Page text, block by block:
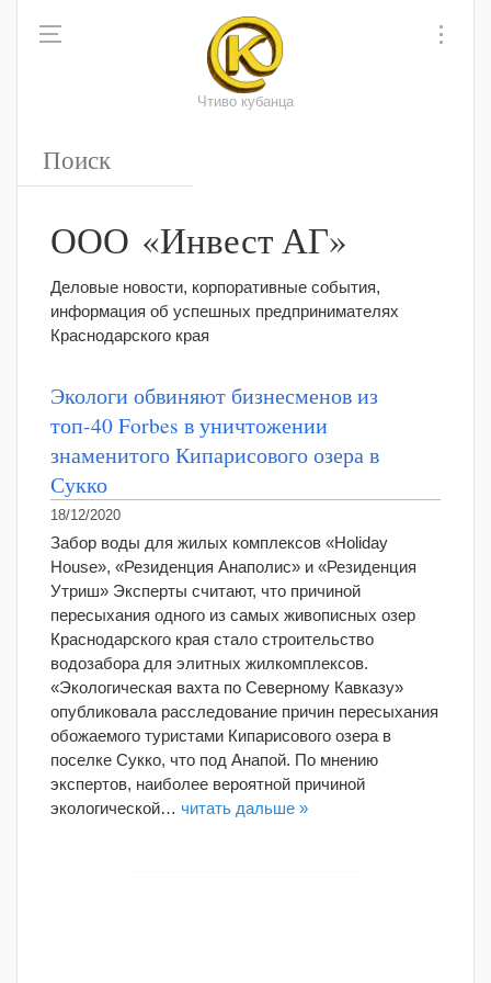
Чтиво кубанца
ООО «Инвест АГ»
Деловые новости, корпоративные события,
информация об успешных предпринимателях
Краснодарского края
Экологи обвиняют бизнесменов из
топ-40 Forbes в уничтожении
знаменитого Кипарисового озера в
Сукко
18/12/2020
Забор воды для жилых комплексов «Holiday
House», «Резиденция Анаполис» и «Резиденция
Утриш» Эксперты считают, что причиной
пересыхания одного из самых живописных озер
Краснодарского края стало строительство
водозабора для элитных жилкомплексов.
«Экологическая вахта по Северному Кавказу»
опубликовала расследование причин пересыхания
обожаемого туристами Кипарисового озера в
поселке Сукко, что под Анапой. По мнению
экспертов, наиболее вероятной причиной
экологической… читать дальше »